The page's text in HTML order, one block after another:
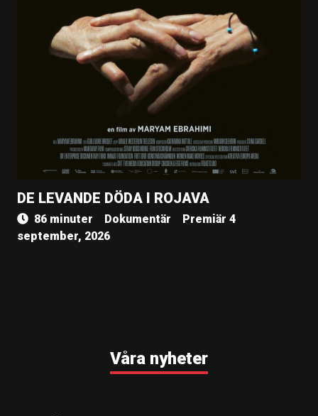
DE LEVANDE DÖDA I ROJAVA
86 minuter Dokumentär
Premiär 4
september, 2026
Våra nyheter